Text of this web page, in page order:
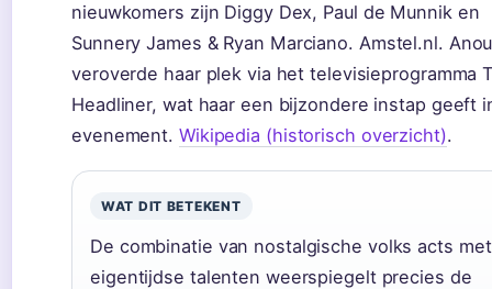
nieuwkomers zijn Diggy Dex, Paul de Munnik en
Sunnery James & Ryan Marciano. Amstel.nl.
veroverde haar plek via het televisieprogramma
Headliner, wat haar een bijzondere instap geeft
evenement. Wikipedia (historisch overzicht).
WAT DIT BETEKENT
De combinatie van nostalgische volks acts met
eigentijdse talenten weerspiegelt precies de